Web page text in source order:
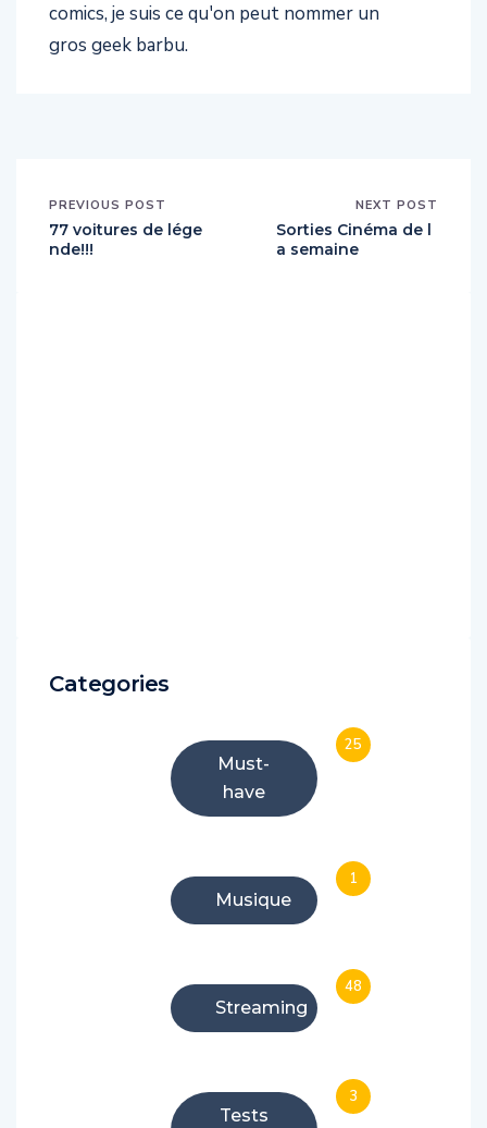
comics, je suis ce qu'on peut nommer un
gros geek barbu.
PREVIOUS POST
77 voitures de lége
nde!!!
NEXT POST
Sorties Cinéma de l
a semaine
Categories
Must-
have
25
Musique
1
Streaming
48
Tests
3